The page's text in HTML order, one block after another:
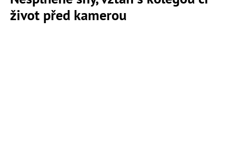
život před kamerou